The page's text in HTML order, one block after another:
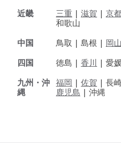
近畿
三重 | 滋賀 | 京
和歌山
中国
鳥取 | 島根 | 岡山
四国
徳島 | 香川 | 愛
九州・沖
縄
福岡 | 佐賀 | 長
鹿児島 | 沖縄